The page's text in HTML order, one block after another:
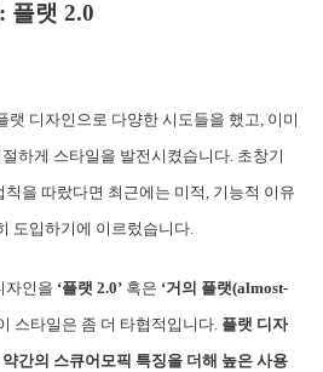
플랫 2.0
랫 디자인으로 다양한 시도들을 했고, 이미
하게 스타일을 발전시켰습니다. 초창기
을 따랐다면 최근에는 미적, 기능적 이유
도입하기에 이르렀습니다.
자인을 ‘플랫 2.0’ 혹은 ‘거의 플랫(almost-
스타일은 좀 더 타협적입니다. 플랫 디자
간의 스큐어모픽 특징을 더해 높은 사용